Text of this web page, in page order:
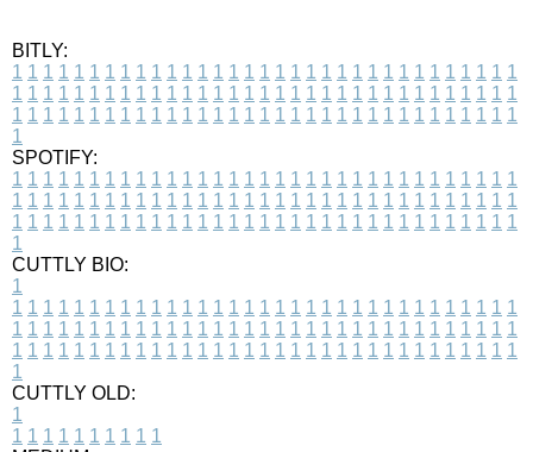
BITLY:
1 1 1 1 1 1 1 1 1 1 1 1 1 1 1 1 1 1 1 1 1 1 1 1 1 1 1 1 1 1 1 1 1
1 1 1 1 1 1 1 1 1 1 1 1 1 1 1 1 1 1 1 1 1 1 1 1 1 1 1 1 1 1 1 1 1
1 1 1 1 1 1 1 1 1 1 1 1 1 1 1 1 1 1 1 1 1 1 1 1 1 1 1 1 1 1 1 1 1
1
SPOTIFY:
1 1 1 1 1 1 1 1 1 1 1 1 1 1 1 1 1 1 1 1 1 1 1 1 1 1 1 1 1 1 1 1 1
1 1 1 1 1 1 1 1 1 1 1 1 1 1 1 1 1 1 1 1 1 1 1 1 1 1 1 1 1 1 1 1 1
1 1 1 1 1 1 1 1 1 1 1 1 1 1 1 1 1 1 1 1 1 1 1 1 1 1 1 1 1 1 1 1 1
1
CUTTLY BIO:
1
1 1 1 1 1 1 1 1 1 1 1 1 1 1 1 1 1 1 1 1 1 1 1 1 1 1 1 1 1 1 1 1 1
1 1 1 1 1 1 1 1 1 1 1 1 1 1 1 1 1 1 1 1 1 1 1 1 1 1 1 1 1 1 1 1 1
1 1 1 1 1 1 1 1 1 1 1 1 1 1 1 1 1 1 1 1 1 1 1 1 1 1 1 1 1 1 1 1 1
1
CUTTLY OLD:
1
1 1 1 1 1 1 1 1 1 1